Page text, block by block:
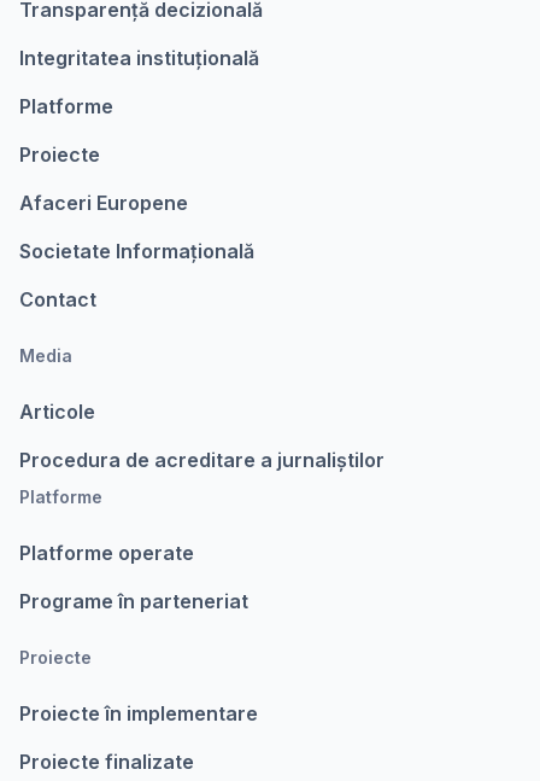
Transparență decizională
Integritatea instituțională
Platforme
Proiecte
Afaceri Europene
Societate Informațională
Contact
Media
Articole
Procedura de acreditare a jurnaliștilor
Platforme
Platforme operate
Programe în parteneriat
Proiecte
Proiecte în implementare
Proiecte finalizate